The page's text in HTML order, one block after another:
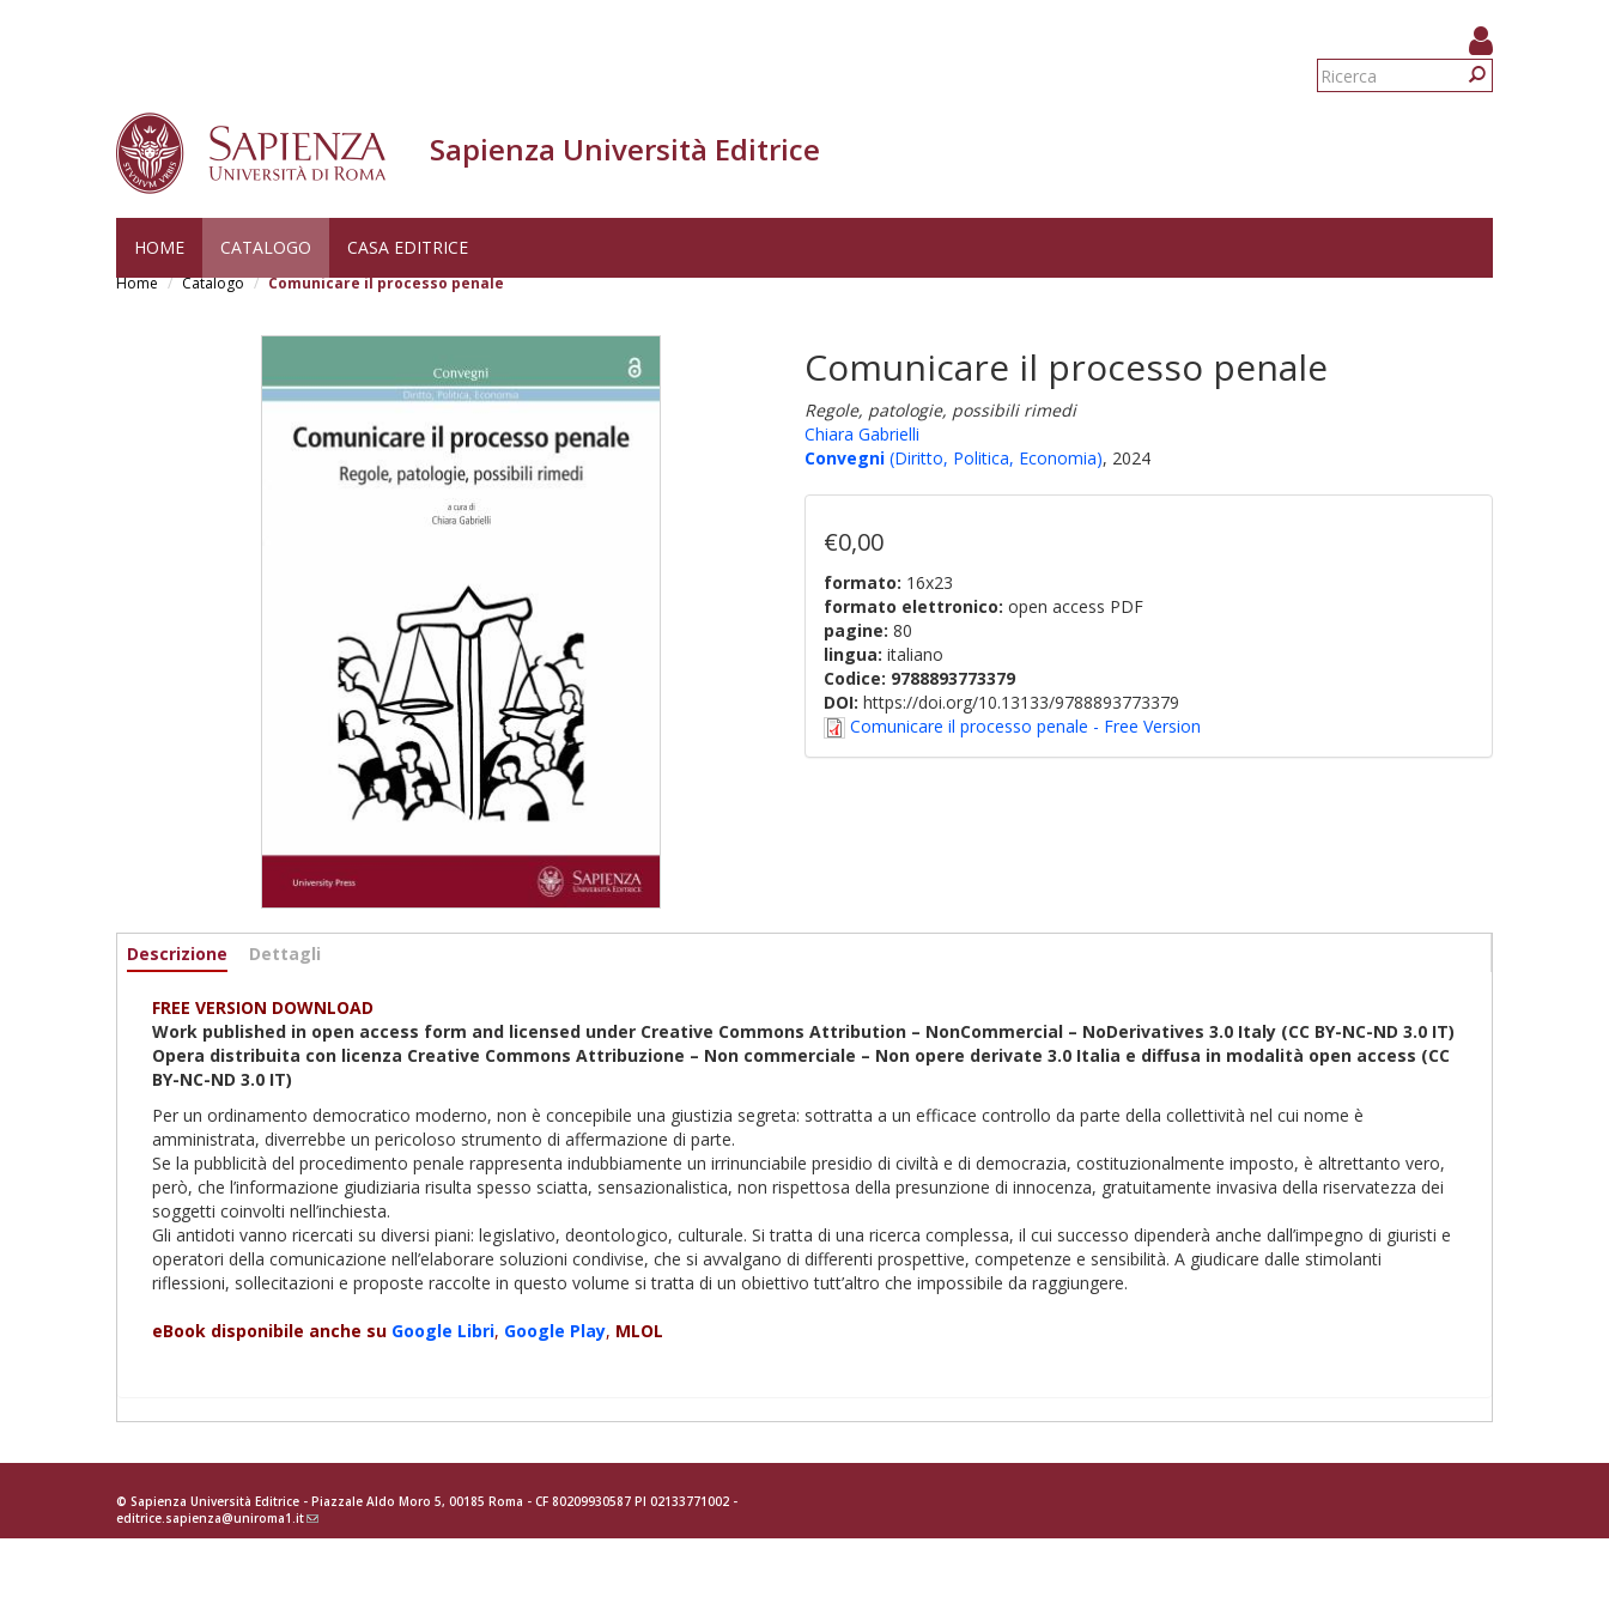
Form
Sapienza Università Editrice
HOME CATALOGO CASA EDITRICE
Home Catalogo Comunicare il processo penale
Comunicare il processo penale
Regole, patologie, possibili rimedi
Chiara Gabrielli
Convegni (Diritto, Politica, Economia), 2024
€0,00
formato: 16x23
formato elettronico: open access PDF
pagine: 80
lingua: italiano
Codice: 9788893773379
DOI: https://doi.org/10.13133/9788893773379
Comunicare il processo penale - Free Version
Informazioni
Descrizione (scheda
Dettagli
FREE VERSION DOWNLOAD
Work published in open access form and licensed under Creative Commons Attribution – NonCommercial – NoDerivatives 3.0 Italy (CC BY-NC-ND 3.0 IT)
Opera distribuita con licenza Creative Commons Attribuzione – Non commerciale – Non opere derivate 3.0 Italia e diffusa in modalità open access (CC
BY-NC-ND 3.0 IT)
Per un ordinamento democratico moderno, non è concepibile una giustizia segreta: sottratta a un efficace controllo da parte della collettività nel cui nome è
amministrata, diverrebbe un pericoloso strumento di affermazione di parte.
Se la pubblicità del procedimento penale rappresenta indubbiamente un irrinunciabile presidio di civiltà e di democrazia, costituzionalmente imposto, è altrettanto vero,
però, che l’informazione giudiziaria risulta spesso sciatta, sensazionalistica, non rispettosa della presunzione di innocenza, gratuitamente invasiva della riservatezza dei
soggetti coinvolti nell’inchiesta.
Gli antidoti vanno ricercati su diversi piani: legislativo, deontologico, culturale. Si tratta di una ricerca complessa, il cui successo dipenderà anche dall’impegno di giuristi e
operatori della comunicazione nell’elaborare soluzioni condivise, che si avvalgano di differenti prospettive, competenze e sensibilità. A giudicare dalle stimolanti
riflessioni, sollecitazioni e proposte raccolte in questo volume si tratta di un obiettivo tutt’altro che impossibile da raggiungere.
eBook disponibile anche su Google Libri, Google Play, MLOL
© Sapienza Università Editrice - Piazzale Aldo Moro 5, 00185 Roma - CF 80209930587 PI 02133771002 -
editrice.sapienza@uniroma1.it(link
sends